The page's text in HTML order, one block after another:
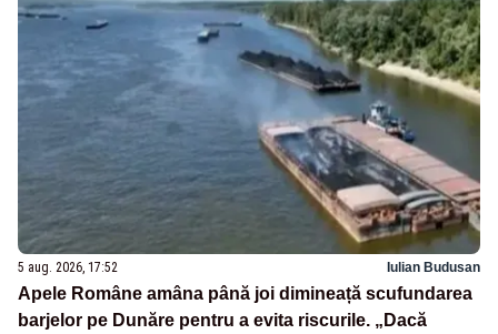
5 aug. 2026, 17:52 Iulian Budusan
Apele Române amâna până joi dimineață scufundarea
barjelor pe Dunăre pentru a evita riscurile. „Dacă